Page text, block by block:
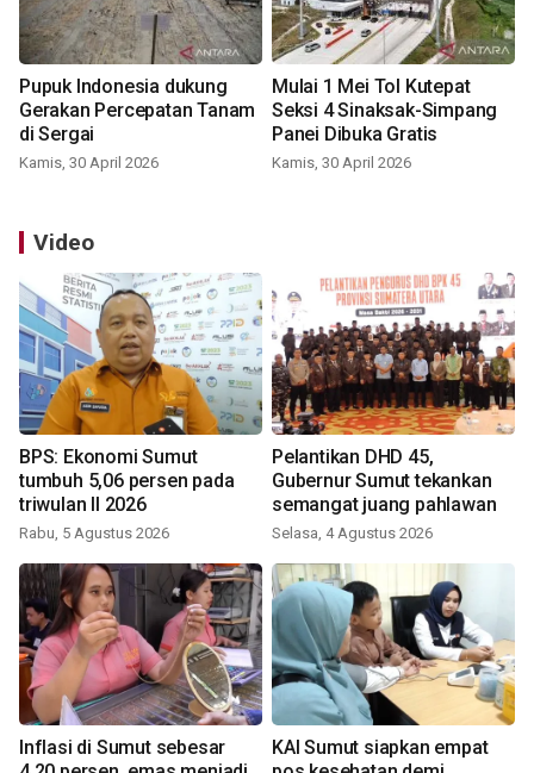
Pupuk Indonesia dukung
Gerakan Percepatan Tanam
di Sergai
Kamis, 30 April 2026
Mulai 1 Mei Tol Kutepat
Seksi 4 Sinaksak-Simpang
Panei Dibuka Gratis
Kamis, 30 April 2026
Video
BPS: Ekonomi Sumut
tumbuh 5,06 persen pada
triwulan II 2026
Rabu, 5 Agustus 2026
Pelantikan DHD 45,
Gubernur Sumut tekankan
semangat juang pahlawan
Selasa, 4 Agustus 2026
Inflasi di Sumut sebesar
KAI Sumut siapkan empat